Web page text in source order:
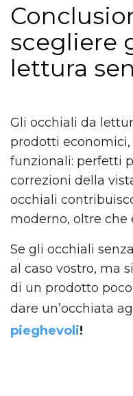
scegliere
lettura
Gli occhiali da
prodotti
funzionali: perfetti
correzioni della
occhiali
moderno, oltre che
Se gli occhiali
al caso vostro, ma
di un prodotto
dare un’occhiata
pieghevoli!